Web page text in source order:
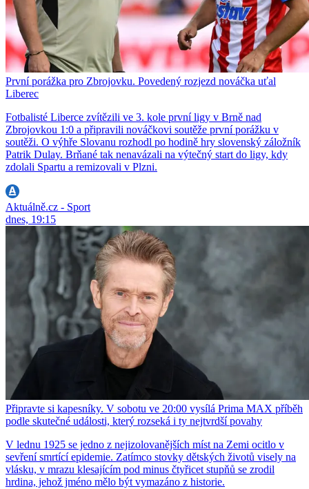
První porážka pro Zbrojovku. Povedený rozjezd nováčka uťal
Liberec
Fotbalisté Liberce zvítězili ve 3. kole první ligy v Brně nad
Zbrojovkou 1:0 a připravili nováčkovi soutěže první porážku v
soutěži. O výhře Slovanu rozhodl po hodině hry slovenský záložník
Patrik Dulay. Brňané tak nenavázali na výtečný start do ligy, kdy
zdolali Spartu a remizovali v Plzni.
Aktuálně.cz - Sport
dnes, 19:15
Připravte si kapesníky. V sobotu ve 20:00 vysílá Prima MAX příběh
podle skutečné události, který rozseká i ty nejtvrdší povahy
V lednu 1925 se jedno z nejizolovanějších míst na Zemi ocitlo v
sevření smrtící epidemie. Zatímco stovky dětských životů visely na
vlásku, v mrazu klesajícím pod minus čtyřicet stupňů se zrodil
hrdina, jehož jméno mělo být vymazáno z historie.